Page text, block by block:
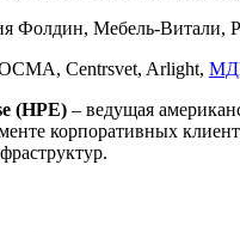
Фолдин, Мебель-Витали,
Centrsvet, Arlight,
(HPE) – ведущая
корпоративных